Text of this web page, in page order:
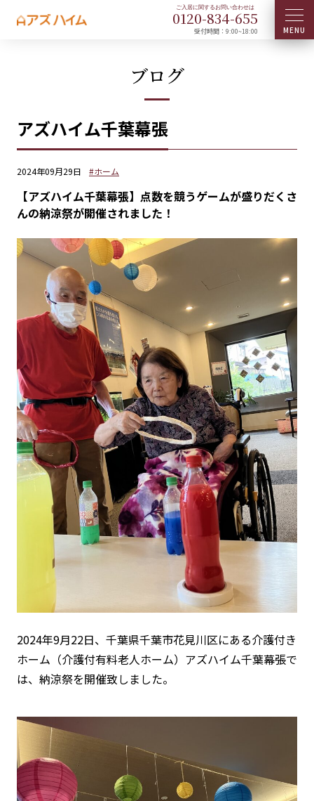
0120-834-655
受付時間：9:00~18:00
ブログ
アズハイム千葉幕張
2024年09月29日 #ホーム
【アズハイム千葉幕張】点数を競うゲームが盛りだくさ
んの納涼祭が開催されました！
2024年9月22日、千葉県千葉市花見川区にある介護付き
ホーム（介護付有料老人ホーム）アズハイム千葉幕張で
は、納涼祭を開催致しました。